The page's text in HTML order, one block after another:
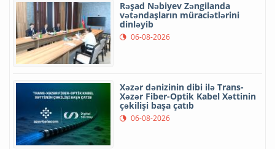
Rəşad Nəbiyev Zəngilanda
vətəndaşların müraciətlərini
dinləyib
06-08-2026
Xəzər dənizinin dibi ilə Trans-
Xəzər Fiber-Optik Kabel Xəttinin
çəkilişi başa çatıb
06-08-2026